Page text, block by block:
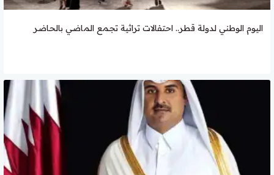
اليوم الوطني لدولة قطر.. احتفالات تراثية تجمع الماضي بالحاضر